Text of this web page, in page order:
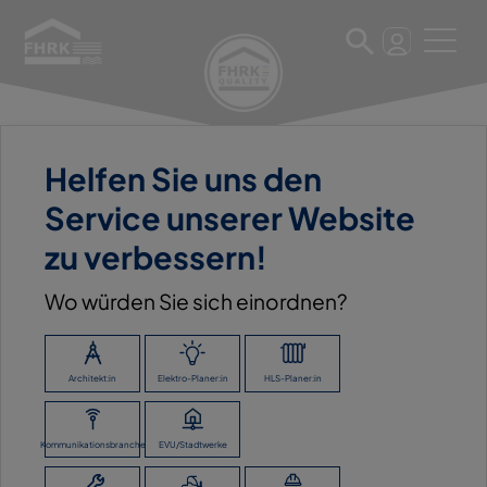
Helfen Sie uns den
Service unserer Website
zu verbessern!
Wo würden Sie sich einordnen?
Architekt:in Elektro-Planer:in HLS-Planer:in
Kommunikationsbranche EVU/Stadtwerke
27. Februar 2025
RICHTER+FRENZEL TBU
GMBH + CO. KG DRESDEN
ZURÜCK ZUR ÜBERSICHT